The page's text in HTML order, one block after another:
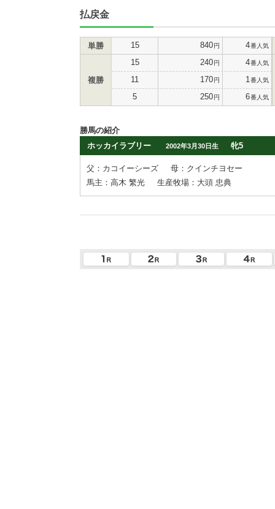
払戻金
単勝 15 840円 4番人気
複勝
15 240円 4番人気
11 170円 1 番人気
5 250円 6番人気
勝馬の紹介
ホッカイラブリー
2002年3月30日生 牝5
父：カコイーシーズ
母：クインチヨセー
馬主：高木 繁光
生産牧場：大頭 忠典